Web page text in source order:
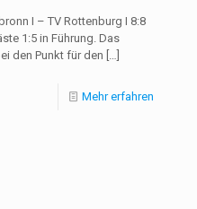
I – TV Rottenburg I 8:8
1:5 in Führung. Das
den Punkt für den […]
Mehr erfahren